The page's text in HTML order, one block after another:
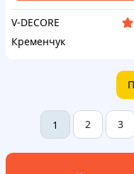
V-DECORE
Кременчук
1 2 3